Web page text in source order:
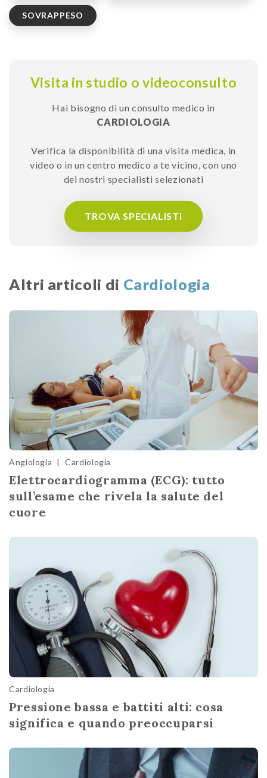
SOVRAPPESO
Visita in studio o videoconsulto
Hai bisogno di un consulto medico in
CARDIOLOGIA
Verifica la disponibilità di una visita medica, in
video o in un centro medico a te vicino, con uno
dei nostri specialisti selezionati
TROVA SPECIALISTI
Altri articoli di Cardiologia
Angiologia | Cardiologia
Elettrocardiogramma (ECG): tutto
sull’esame che rivela la salute del
cuore
Cardiologia
Pressione bassa e battiti alti: cosa
significa e quando preoccuparsi